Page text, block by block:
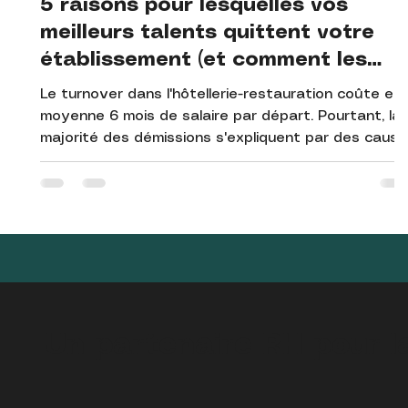
5 raisons pour lesquelles vos
meilleurs talents quittent votre
établissement (et comment les
retenir)
Le turnover dans l'hôtellerie-restauration coûte en
moyenne 6 mois de salaire par départ. Pourtant, la
majorité des démissions s'expliquent par des causes
identifiables – et évitables. Voici les 5 raisons que
nous observons le plus souvent sur le terrain, et les